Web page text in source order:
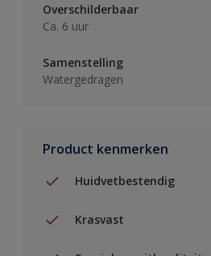
Overschilderbaar
Ca. 6 uur
Samenstelling
Watergedragen
Product kenmerken
Huidvetbestendig
Krasvast